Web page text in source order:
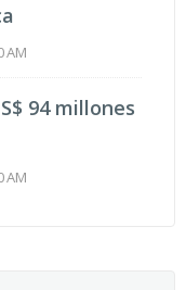
AM
94 millones
AM